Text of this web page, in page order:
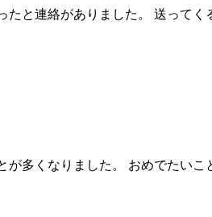
と連絡がありました。 送って
多くなりました。 おめでたい